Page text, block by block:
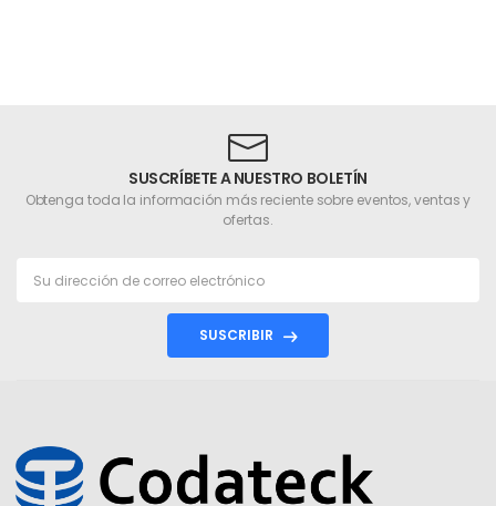
SUSCRÍBETE A NUESTRO BOLETÍN
Obtenga toda la información más reciente sobre eventos, ventas y
ofertas.
SUSCRIBIR